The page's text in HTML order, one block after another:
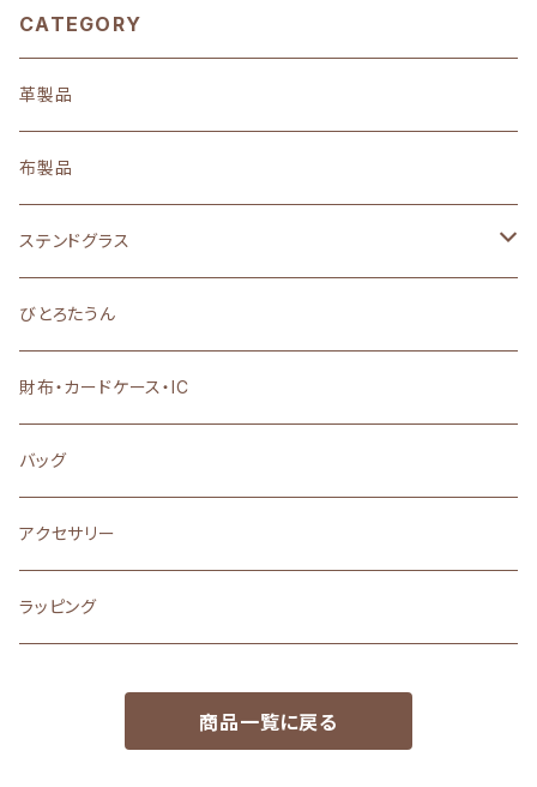
CATEGORY
革製品
布製品
ステンドグラス
置物・雑貨・小物
アクセサリー
びとろたうん
財布・カードケース・IC
バッグ
アクセサリー
ラッピング
商品一覧に戻る